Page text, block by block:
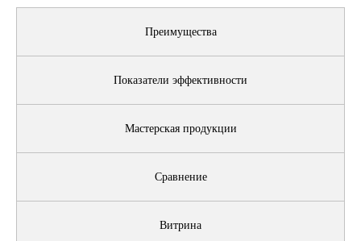
Преимущества
Показатели эффективности
Мастерская продукции
Сравнение
Витрина